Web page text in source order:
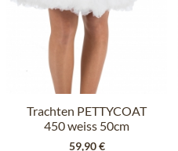
Trachten PETTYCOAT
450 weiss 50cm
59,90 €